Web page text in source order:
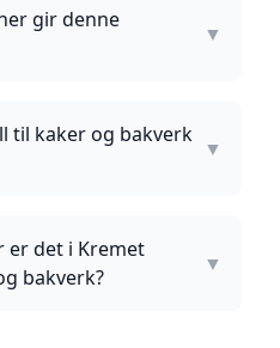
gir denne
▼
til kaker og bakverk
▼
er det i Kremet
bakverk?
▼